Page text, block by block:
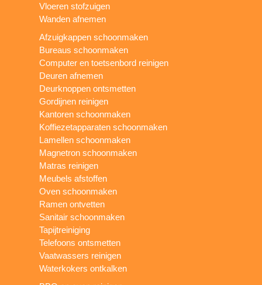
Vloeren stofzuigen
Wanden afnemen
Afzuigkappen schoonmaken
Bureaus schoonmaken
Computer en toetsenbord reinigen
Deuren afnemen
Deurknoppen ontsmetten
Gordijnen reinigen
Kantoren schoonmaken
Koffiezetapparaten schoonmaken
Lamellen schoonmaken
Magnetron schoonmaken
Matras reinigen
Meubels afstoffen
Oven schoonmaken
Ramen ontvetten
Sanitair schoonmaken
Tapijtreiniging
Telefoons ontsmetten
Vaatwassers reinigen
Waterkokers ontkalken